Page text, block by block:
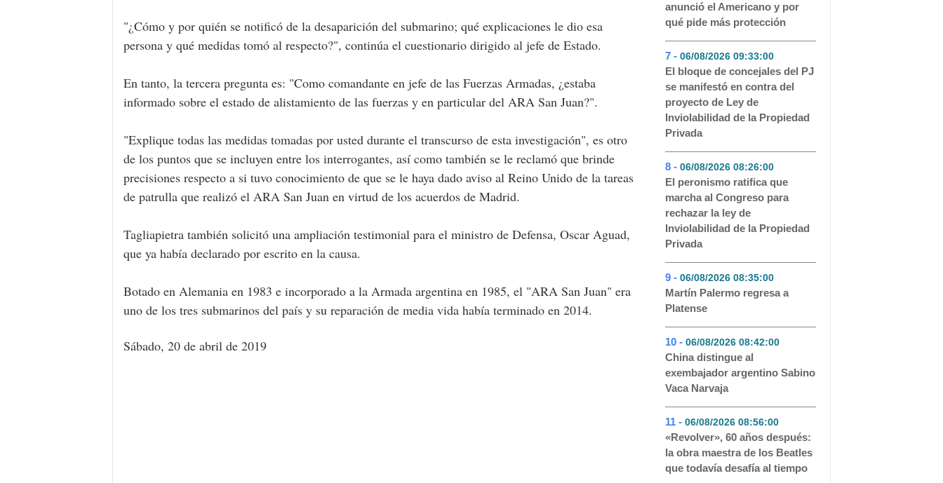
"¿Cómo y por quién se notificó de la desaparición del submarino; qué explicaciones le dio esa
persona y qué medidas tomó al respecto?", continúa el cuestionario dirigido al jefe de Estado.
En tanto, la tercera pregunta es: "Como comandante en jefe de las Fuerzas Armadas, ¿estaba
informado sobre el estado de alistamiento de las fuerzas y en particular del ARA San Juan?".
"Explique todas las medidas tomadas por usted durante el transcurso de esta investigación", es otro
de los puntos que se incluyen entre los interrogantes, así como también se le reclamó que brinde
precisiones respecto a si tuvo conocimiento de que se le haya dado aviso al Reino Unido de la tareas
de patrulla que realizó el ARA San Juan en virtud de los acuerdos de Madrid.
Tagliapietra también solicitó una ampliación testimonial para el ministro de Defensa, Oscar Aguad,
que ya había declarado por escrito en la causa.
Botado en Alemania en 1983 e incorporado a la Armada argentina en 1985, el "ARA San Juan" era
uno de los tres submarinos del país y su reparación de media vida había terminado en 2014.
Sábado, 20 de abril de 2019
anunció el Americano y por
qué pide más protección
7 - 06/08/2026 09:33:00- 42
El bloque de concejales del PJ
se manifestó en contra del
proyecto de Ley de
Inviolabilidad de la Propiedad
Privada
8 - 06/08/2026 08:26:00- 36
El peronismo ratifica que
marcha al Congreso para
rechazar la ley de
Inviolabilidad de la Propiedad
Privada
9 - 06/08/2026 08:35:00- 28
Martín Palermo regresa a
Platense
10 - 06/08/2026 08:42:00- 25
China distingue al
exembajador argentino Sabino
Vaca Narvaja
11 - 06/08/2026 08:56:00- 18
«Revolver», 60 años después:
la obra maestra de los Beatles
que todavía desafía al tiempo